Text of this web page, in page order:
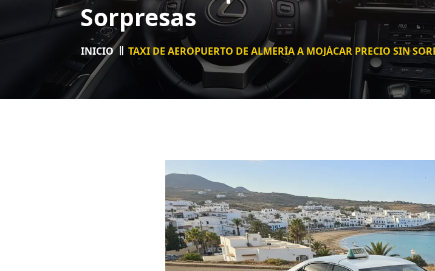
Sorpresas
INICIO TAXI DE AEROPUERTO DE ALMERÍA A MOJÁCAR PRECIO SIN